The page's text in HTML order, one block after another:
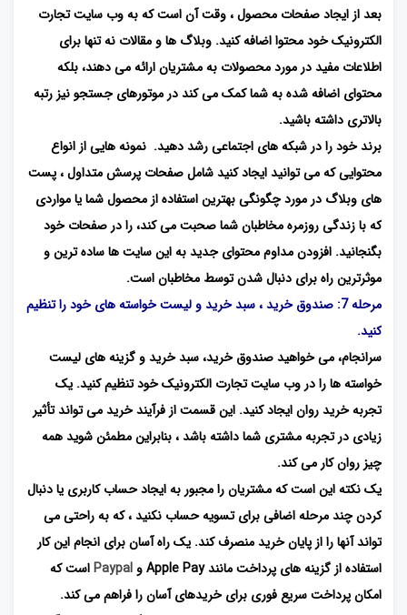
بعد از ایجاد صفحات محصول ، وقت آن است که به وب سایت تجارت
الکترونیک خود محتوا اضافه کنید. وبلاگ ها و مقالات نه تنها برای
اطلاعات مفید در مورد محصولات به مشتریان ارائه می دهند، بلکه
محتوای اضافه شده به شما کمک می کند در موتورهای جستجو نیز رتبه
بالاتری داشته باشید.
برند خود را در شبکه های اجتماعی رشد دهید. نمونه هایی از انواع
محتوایی که می توانید ایجاد کنید شامل صفحات پرسش متداول ، پست
های وبلاگ در مورد چگونگی بهترین استفاده از محصول شما یا مواردی
که با زندگی روزمره مخاطبان شما صحبت می کند، را در صفحات خود
بگنجانید. افزودن مداوم محتوای جدید به این سایت ها ساده ترین و
موثرترین راه برای دنبال شدن توسط مخاطبان است.
مرحله 7: صندوق خرید ، سبد خرید و لیست خواسته های خود را تنظیم
کنید.
سرانجام، می خواهید صندوق خرید، سبد خرید و گزینه های لیست
خواسته ها را در وب سایت تجارت الکترونیک خود تنظیم کنید. یک
تجربه خرید روان ایجاد کنید. این قسمت از فرآیند خرید می تواند تأثیر
زیادی در تجربه مشتری شما داشته باشد ، بنابراین مطمئن شوید همه
چیز روان کار می کند.
یک نکته این است که مشتریان را مجبور به ایجاد حساب کاربری یا دنبال
کردن چند مرحله اضافی برای تسویه حساب نکنید ، که به راحتی می
تواند آنها را از پایان خرید منصرف کند. یک راه آسان برای انجام این کار
استفاده از گزینه های پرداخت مانند Apple Pay و
Paypalاست که
امکان پرداخت سریع فوری برای خریدهای آسان را فراهم می کند.